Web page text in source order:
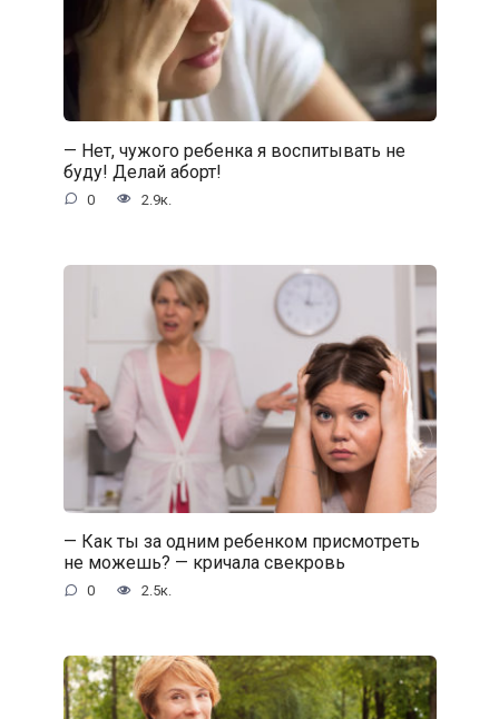
— Нет, чужого ребенка я воспитывать не
буду! Делай аборт!
0 2.9к.
— Как ты за одним ребенком присмотреть
не можешь? — кричала свекровь
0 2.5к.